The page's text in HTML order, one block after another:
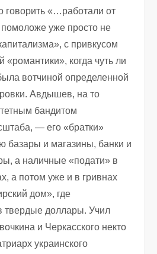
говорить «…работали от
уже просто не
с привкусом
«романтики», когда чуть ли
вотчиной определенной
Авдышев, на то
бандитом
— его «братки»
базары и магазины, банки и
а наличные «подати» в
а потом уже и в гривнах
дом», где
твердые доллары. Учил
и Черкасского некто
украинского